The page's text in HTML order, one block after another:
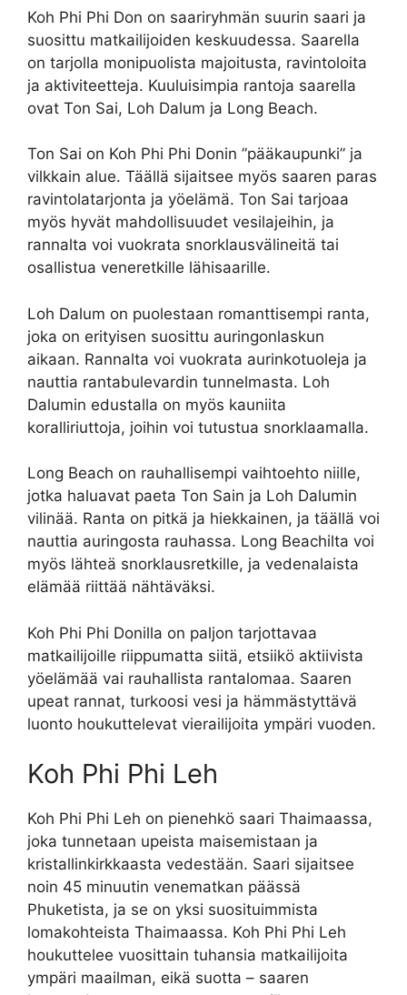
Koh Phi Phi Don on saariryhmän suurin saari ja
suosittu matkailijoiden keskuudessa. Saarella
on tarjolla monipuolista majoitusta, ravintoloita
ja aktiviteetteja. Kuuluisimpia rantoja saarella
ovat Ton Sai, Loh Dalum ja Long Beach.
Ton Sai on Koh Phi Phi Donin ”pääkaupunki” ja
vilkkain alue. Täällä sijaitsee myös saaren paras
ravintolatarjonta ja yöelämä. Ton Sai tarjoaa
myös hyvät mahdollisuudet vesilajeihin, ja
rannalta voi vuokrata snorklausvälineitä tai
osallistua veneretkille lähisaarille.
Loh Dalum on puolestaan romanttisempi ranta,
joka on erityisen suosittu auringonlaskun
aikaan. Rannalta voi vuokrata aurinkotuoleja ja
nauttia rantabulevardin tunnelmasta. Loh
Dalumin edustalla on myös kauniita
koralliriuttoja, joihin voi tutustua snorklaamalla.
Long Beach on rauhallisempi vaihtoehto niille,
jotka haluavat paeta Ton Sain ja Loh Dalumin
vilinää. Ranta on pitkä ja hiekkainen, ja täällä voi
nauttia auringosta rauhassa. Long Beachilta voi
myös lähteä snorklausretkille, ja vedenalaista
elämää riittää nähtäväksi.
Koh Phi Phi Donilla on paljon tarjottavaa
matkailijoille riippumatta siitä, etsiikö aktiivista
yöelämää vai rauhallista rantalomaa. Saaren
upeat rannat, turkoosi vesi ja hämmästyttävä
luonto houkuttelevat vierailijoita ympäri vuoden.
Koh Phi Phi Leh
Koh Phi Phi Leh on pienehkö saari Thaimaassa,
joka tunnetaan upeista maisemistaan ja
kristallinkirkkaasta vedestään. Saari sijaitsee
noin 45 minuutin venematkan päässä
Phuketista, ja se on yksi suosituimmista
lomakohteista Thaimaassa. Koh Phi Phi Leh
houkuttelee vuosittain tuhansia matkailijoita
ympäri maailman, eikä suotta – saaren